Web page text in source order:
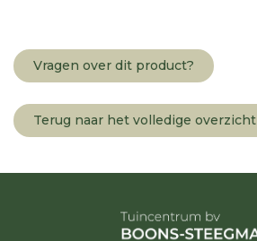
Vragen over dit product?
Terug naar het volledige overzicht